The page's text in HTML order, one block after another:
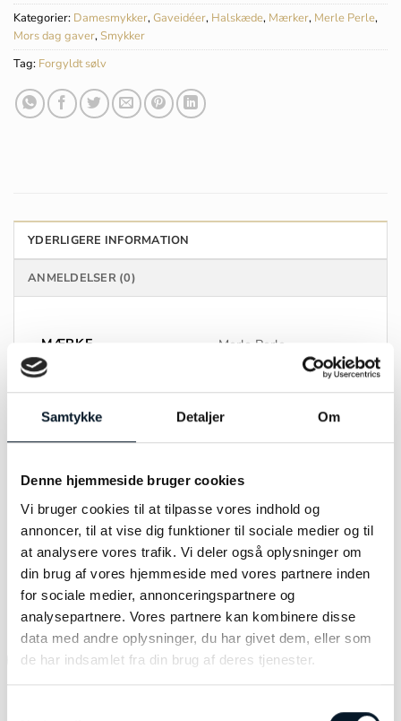
Samtykke Detaljer Om
Denne hjemmeside bruger cookies
Vi bruger cookies til at tilpasse vores indhold og
annoncer, til at vise dig funktioner til sociale medier og til
at analysere vores trafik. Vi deler også oplysninger om
din brug af vores hjemmeside med vores partnere inden
for sociale medier, annonceringspartnere og
analysepartnere. Vores partnere kan kombinere disse
data med andre oplysninger, du har givet dem, eller som
de har indsamlet fra din brug af deres tjenester.
Kategorier: Damesmykker,Gaveidéer, Halskæde, Mærker, Merle Perle,
Mors dag gaver, Smykker
Tag: Forgyldt sølv
YDERLIGERE INFORMATION
ANMELDELSER (0)
MÆRKE Merle Perle
MATERIALE
44mm
RELATEREDE VARER
-10%